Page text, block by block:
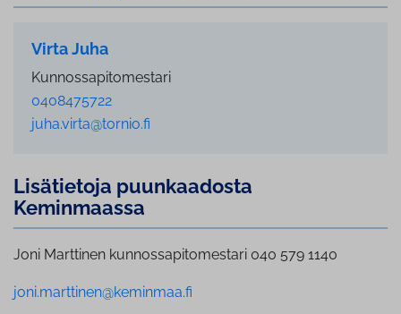
Virta Juha
Kunnossapitomestari
0408475722
juha.virta@tornio.fi
Lisätietoja puun­kaa­dos­ta
Keminmaassa
Joni Marttinen kunnossapitomestari 040 579 1140
joni.marttinen@keminmaa.fi